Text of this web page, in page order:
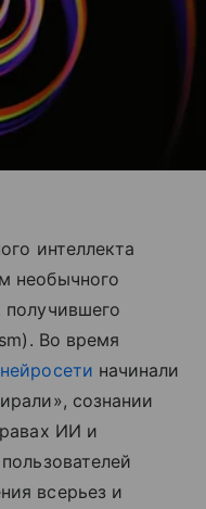
интеллекта
необычного
получившего
Во время
нейросети начинали
сознании
ИИ и
всерьез и